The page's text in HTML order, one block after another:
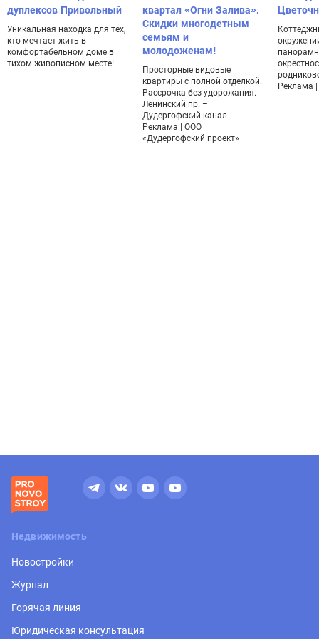
дуплексов Привольный
Уникальная находка для тех,
кто мечтает жить в
комфортабельном доме в
тихом живописном месте!
квартал «Огни Залива».
Скидки многодетным
семьям и
молодоженам!
Просторные видовые
квартиры с полной отделкой.
Рассрочка без удорожания.
Ленинский пр. –
Дудергофский канал
Реклама | ООО
«Дудергофский проект»
Реклама
Недвижимость
Новостройки
Журнал
Горячая линия
Юридическая консультация